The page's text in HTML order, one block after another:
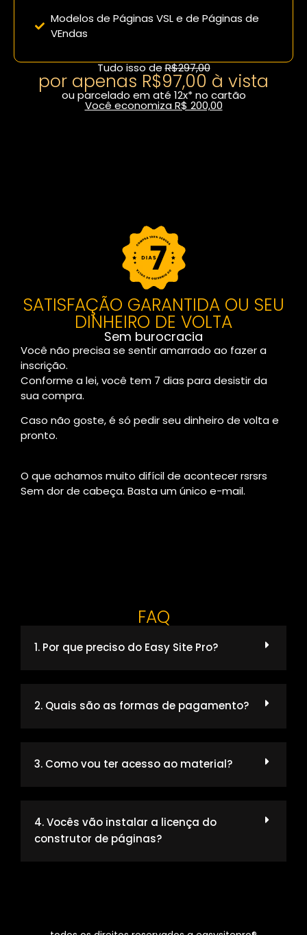
Modelos de Páginas VSL e de Páginas de
VEndas
Tudo isso deR$297,00
por apenas R$97,00 à vista
ou parcelado em até 12x* no cartão
Você economiza R$ 200,00
SATISFAÇÃO GARANTIDA OU SEU
DINHEIRO DE VOLTA
Sem burocracia
Você não precisa se sentir amarrado ao fazer a
inscrição.
Conforme a lei, você tem 7 dias para desistir da
sua compra.
Caso não goste, é só pedir seu dinheiro de volta e
pronto.
O que achamos muito difícil de acontecer rsrsrs
Sem dor de cabeça. Basta um único e-mail.
FAQ
1. Por que preciso do Easy Site Pro?
2. Quais são as formas de pagamento?
3. Como vou ter acesso ao material?
4. Vocês vão instalar a licença do
construtor de páginas?